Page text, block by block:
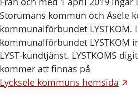
Storumans kommun och Åsele
kommunalförbundet LYSTKOM. I
kommunalförbundet LYSTKOM
LYST-kundtjänst. LYSTKOMS
kommer att finnas på
Lycksele kommuns hemsida